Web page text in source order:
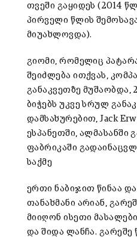
თვეში გაყიდეს (2014
პირველი წლის
მიუახლოვდა).
გიომი, რომელიც
შეიძლება ითქვას,
განაკვეთზე მუშაობდა,
ბიჭებს უკვე სრულ
დამსახურებით, Jack
ესპანეთში, ალმასანში
ფაბრიკაში
საქმე
ერთი ნაბიჯით წინაა
თანახმანი არიან,
მიიღონ ისეთი
და შიდა ლანჩა. გარეშე